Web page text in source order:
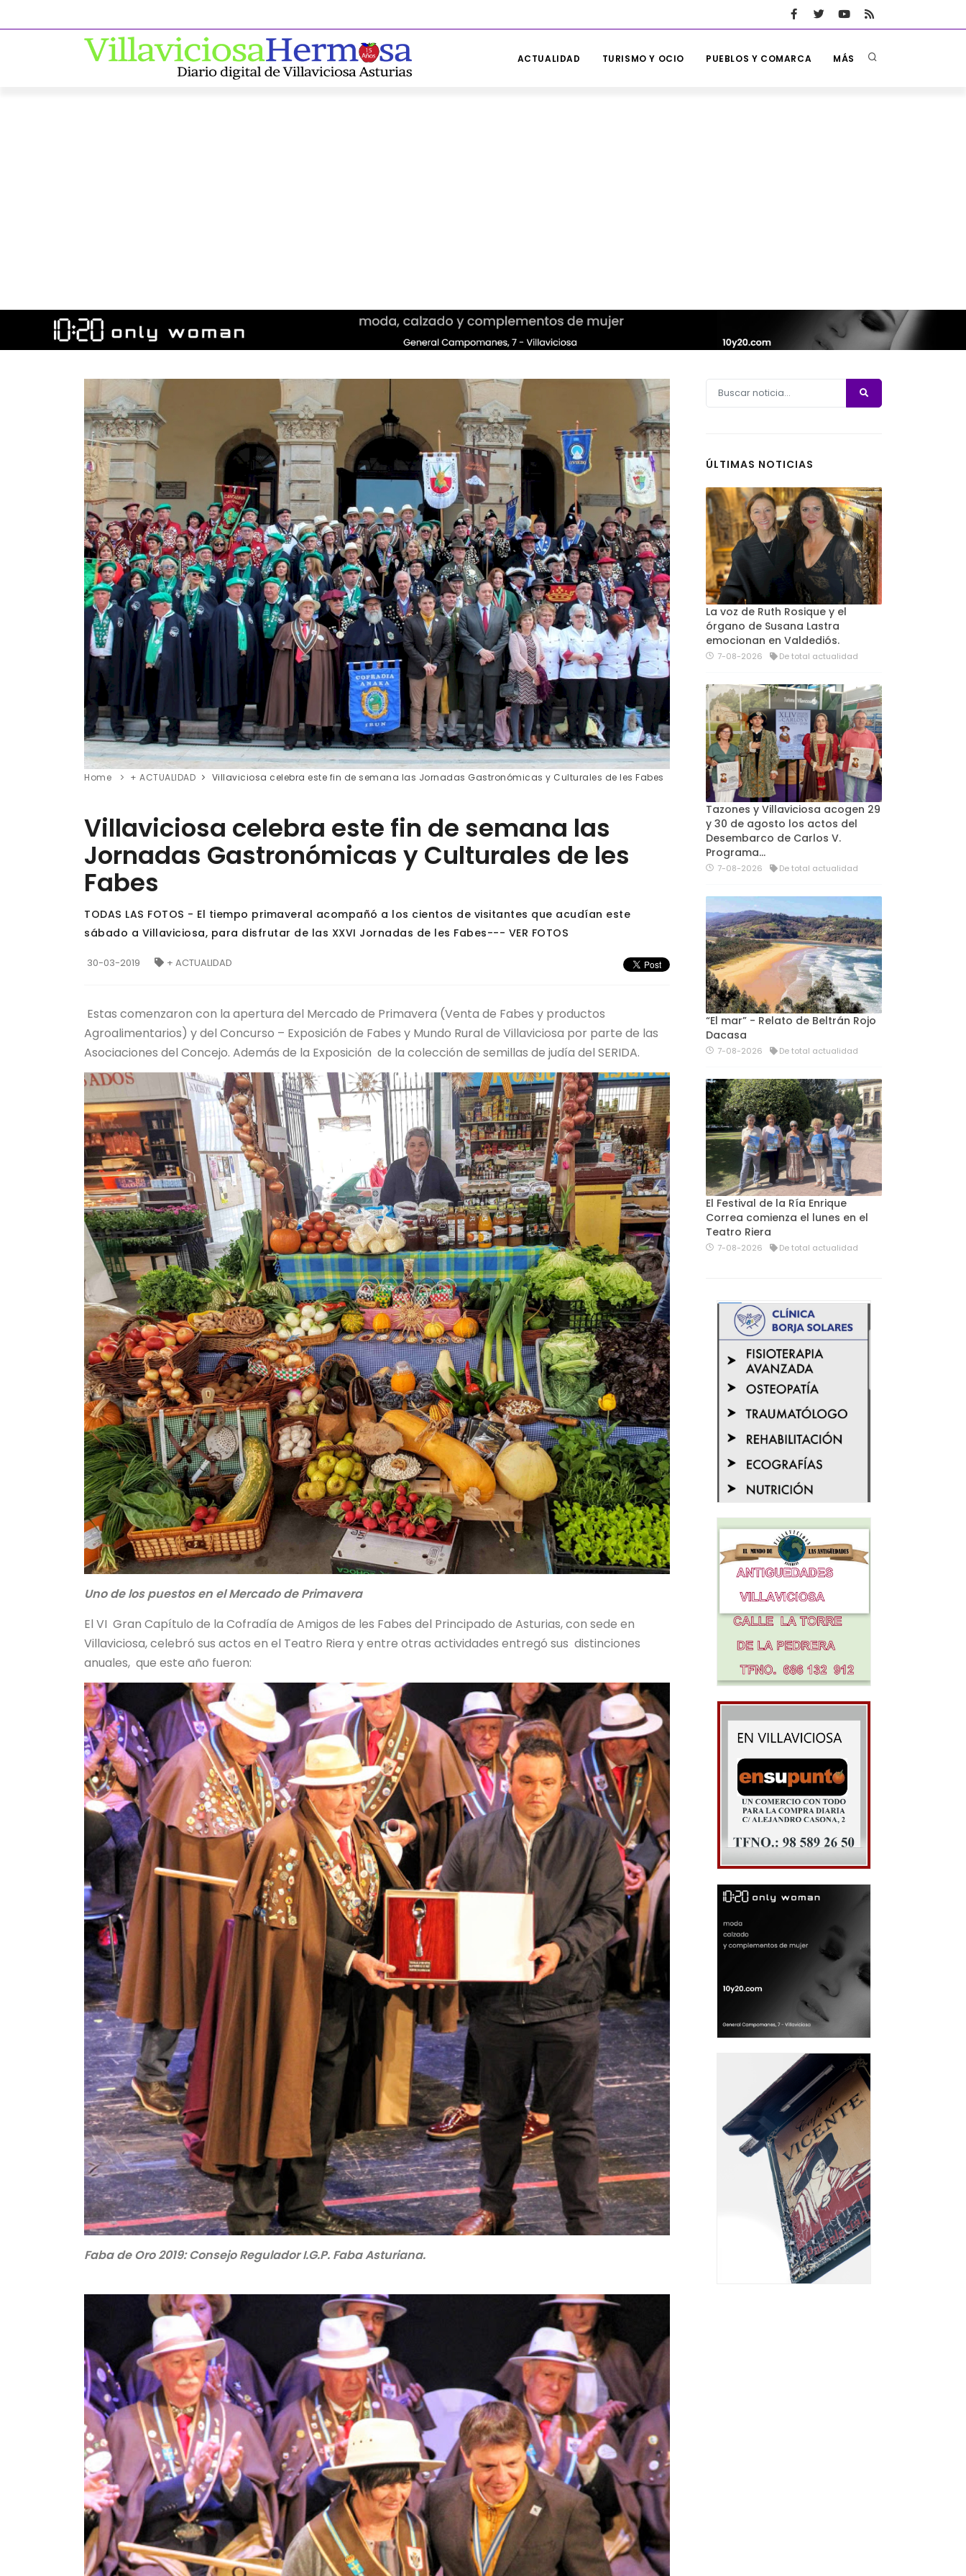
ACTUALIDAD TURISMO Y OCIO PUEBLOS Y COMARCA MÁS
Home + ACTUALIDAD Villaviciosa celebra este fin de semana las Jornadas Gastronómicas y Culturales de les Fabes
Villaviciosa celebra este fin de semana las
Jornadas Gastronómicas y Culturales de les
Fabes
TODAS LAS FOTOS - El tiempo primaveral acompañó a los cientos de visitantes que acudían este
sábado a Villaviciosa, para disfrutar de las XXVI Jornadas de les Fabes--- VER FOTOS
30-03-2019 + ACTUALIDAD
Estas comenzaron con la apertura del Mercado de Primavera (Venta de Fabes y productos
Agroalimentarios) y del Concurso – Exposición de Fabes y Mundo Rural de Villaviciosa por parte de las
Asociaciones del Concejo. Además de la Exposición de la colección de semillas de judía del SERIDA.
Uno de los puestos en el Mercado de Primavera
El VI Gran Capítulo de la Cofradía de Amigos de les Fabes del Principado de Asturias, con sede en
Villaviciosa, celebró sus actos en el Teatro Riera y entre otras actividades entregó sus distinciones
anuales, que este año fueron:
Faba de Oro 2019: Consejo Regulador I.G.P. Faba Asturiana.
ÚLTIMAS NOTICIAS
La voz de Ruth Rosique y el
órgano de Susana Lastra
emocionan en Valdediós.
7-08-2026 De total actualidad
Tazones y Villaviciosa acogen 29
y 30 de agosto los actos del
Desembarco de Carlos V.
Programa…
7-08-2026 De total actualidad
“El mar” - Relato de Beltrán Rojo
Dacasa
7-08-2026 De total actualidad
El Festival de la Ría Enrique
Correa comienza el lunes en el
Teatro Riera
7-08-2026 De total actualidad